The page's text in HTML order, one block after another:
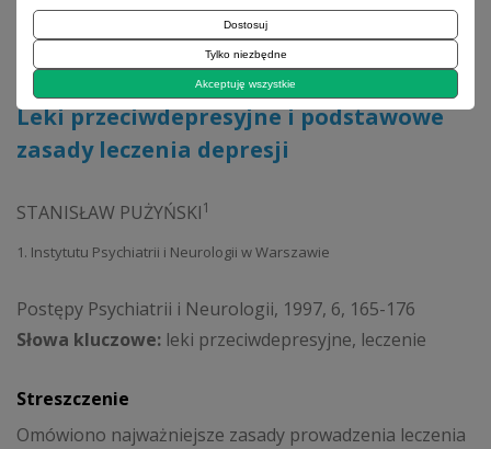
1997, tom 6, zeszyt 2
Zaburzenia afektywne
Leki przeciwdepresyjne i podstawowe
zasady leczenia depresji
STANISŁAW PUŻYŃSKI1
1. Instytutu Psychiatrii i Neurologii w Warszawie
Postępy Psychiatrii i Neurologii, 1997, 6, 165-176
Słowa kluczowe: leki przeciwdepresyjne, leczenie
Streszczenie
Omówiono najważniejsze zasady prowadzenia leczenia
Dostosuj
Tylko niezbędne
Akceptuję wszystkie